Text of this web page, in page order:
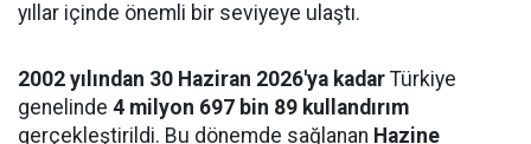
yıllar içinde önemli bir seviyeye ulaştı.
2002 yılından 30 Haziran 2026'ya kadar Türkiye
genelinde 4 milyon 697 bin 89 kullandırım
gerçekleştirildi. Bu dönemde sağlanan Hazine